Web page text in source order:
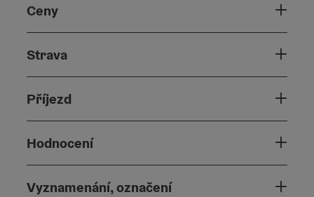
Ceny
Strava
Příjezd
Hodnocení
Vyznamenání, označení